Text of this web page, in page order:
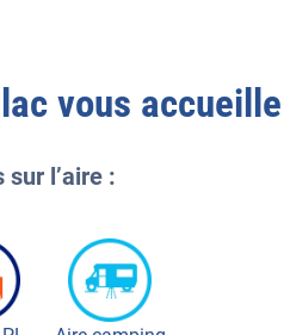
vous
l’aire :